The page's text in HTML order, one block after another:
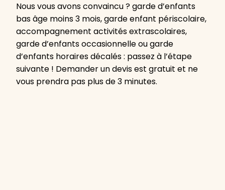
Nous vous avons convaincu ? garde d’enfants
bas âge moins 3 mois, garde enfant périscolaire,
accompagnement activités extrascolaires,
garde d’enfants occasionnelle ou garde
d’enfants horaires décalés : passez à l’étape
suivante ! Demander un devis est gratuit et ne
vous prendra pas plus de 3 minutes.